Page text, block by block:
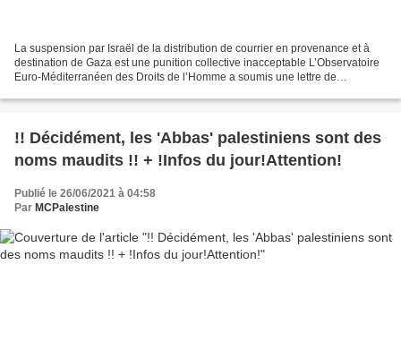
La suspension par Israël de la distribution de courrier en provenance et à
destination de Gaza est une punition collective inacceptable L’Observatoire
Euro-Méditerranéen des Droits de l’Homme a soumis une lettre de
!! Décidément, les 'Abbas' palestiniens sont des
noms maudits !! + !Infos du jour!Attention!
Publié le 26/06/2021 à 04:58
Par MCPalestine